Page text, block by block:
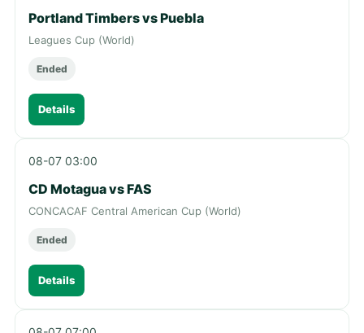
Portland Timbers vs Puebla
Leagues Cup (World)
Ended
Details
08-07 03:00
CD Motagua vs FAS
CONCACAF Central American Cup (World)
Ended
Details